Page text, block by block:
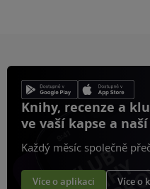
Knihy, recenze a
ve vaší kapse a
Každý měsíc společně
Více o aplikaci Více o